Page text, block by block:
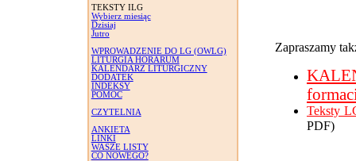
TEKSTY ILG
Wybierz miesiąc
Dzisiaj
Jutro
WPROWADZENIE DO LG (OWLG)
LITURGIA HORARUM
KALENDARZ LITURGICZNY
DODATEK
INDEKSY
POMOC
CZYTELNIA
ANKIETA
LINKI
WASZE LISTY
CO NOWEGO?
Zapraszamy
Teksty
PDF)